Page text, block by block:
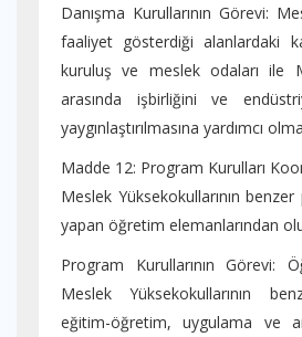
Danışma Kurullarının Görevi:
faaliyet gösterdiği alanlardaki
kuruluş ve meslek odaları ile
arasında işbirliğini ve
yaygınlaştırılmasına yardımcı
Madde 12: Program Kurulları
Meslek Yüksekokullarının
yapan öğretim elemanlarından
Program Kurullarının Görevi:
Meslek Yüksekokullarının
eğitim-öğretim, uygulama ve